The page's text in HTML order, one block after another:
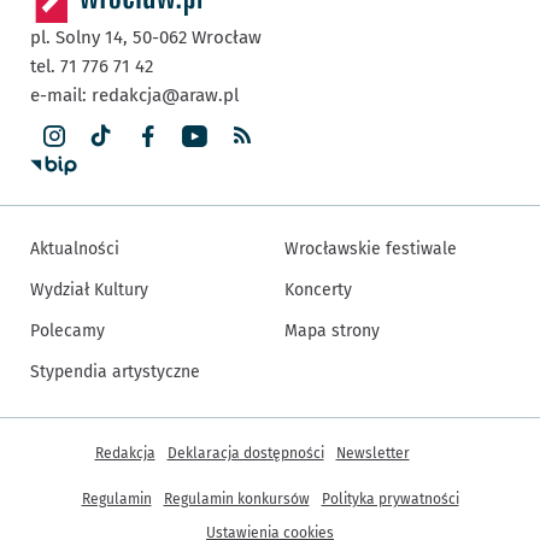
pl. Solny 14, 50-062 Wrocław
tel. 71 776 71 42
e-mail: redakcja@araw.pl
Aktualności
Wydział Kultury
Polecamy
Stypendia artystyczne
Wrocławskie festiwale
Koncerty
Mapa strony
Inne informacje
Redakcja Deklaracja dostępności Newsletter
Regulamin Regulamin konkursów
Polityka prywatności
Ustawienia cookies